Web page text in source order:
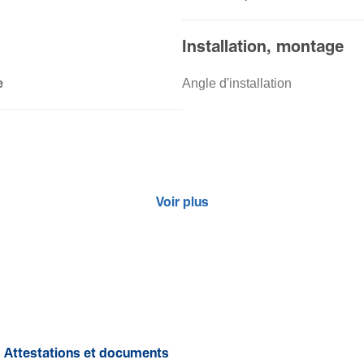
Installation, montage
Angle d'installation
Voir plus
Attestations et documents